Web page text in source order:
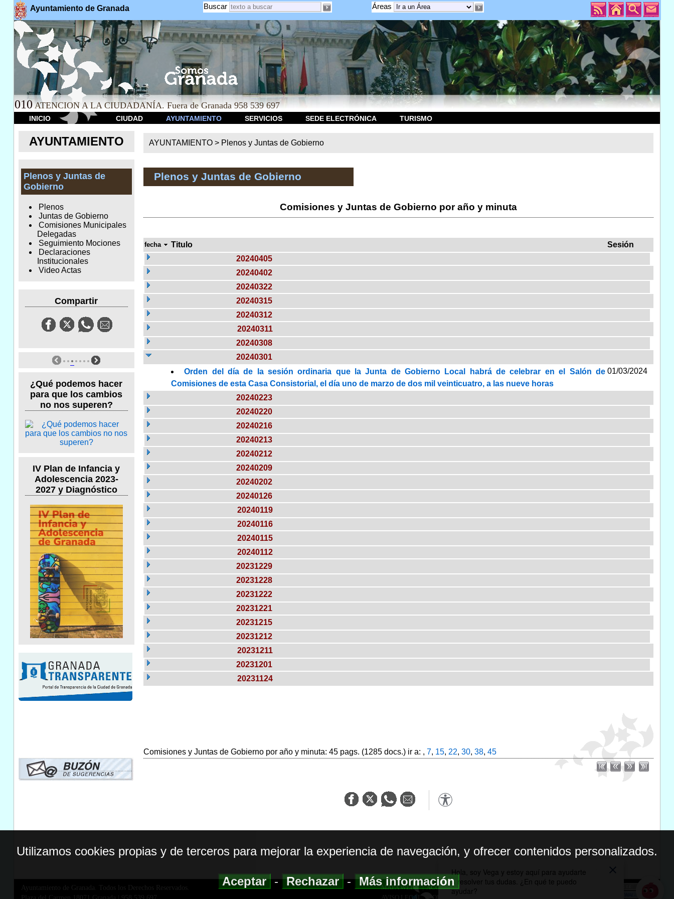
Ayuntamiento de Granada Áreas
Buscar
010 ATENCION A LA CIUDADANÍA. Fuera de Granada 958 539 697
INICIO CIUDAD AYUNTAMIENTO SERVICIOS SEDE ELECTRÓNICA TURISMO
AYUNTAMIENTO
Plenos y Juntas de
Gobierno
Plenos
Juntas de Gobierno
Comisiones Municipales
Delegadas
Seguimiento Mociones
Declaraciones
Institucionales
Video Actas
Compartir
¿Qué podemos hacer
para que los cambios
no nos superen?
IV Plan de Infancia y
Adolescencia 2023-
2027 y Diagnóstico
AYUNTAMIENTO > Plenos y Juntas de Gobierno
Plenos y Juntas de Gobierno
Comisiones y Juntas de Gobierno por año y minuta
fecha Titulo
Sesión
20240405
20240402
20240322
20240315
20240312
20240311
20240308
20240301
Orden del día de la sesión ordinaria que la Junta de Gobierno Local habrá de celebrar en el Salón de
Comisiones de esta Casa Consistorial, el día uno de marzo de dos mil veinticuatro, a las nueve horas
01/03/2024
20240223
20240220
20240216
20240213
20240212
20240209
20240202
20240126
20240119
20240116
20240115
20240112
20231229
20231228
20231222
20231221
20231215
20231212
20231211
20231201
20231124
Comisiones y Juntas de Gobierno por año y minuta: 45 pags. (1285 docs.) ir a: , 7, 15, 22, 30, 38, 45
Ayuntamiento de Granada. Todos los Derechos Reservados.
MAPA WEB|ACCESIBILIDAD
AVISO LEGAL| POLITICA DE PRIVACIDAD
Utilizamos cookies propias y de terceros para mejorar la experiencia de navegación, y ofrecer contenidos personalizados.
Aceptar-Rechazar-Más información